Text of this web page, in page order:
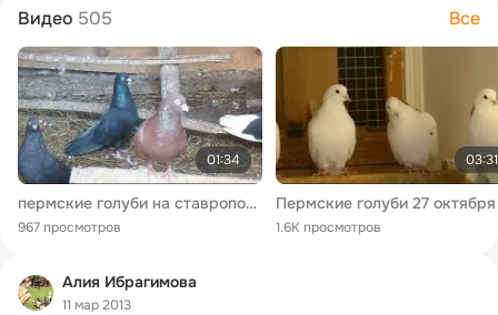
Видео 505 Все
01:34
пермские голуби на ставрополье.
967 просмотров
03:31
1.6K просмотров
Алия Ибрагимова
11 мар 2013